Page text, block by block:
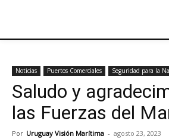
Noticias Puertos Comerciales Seguridad para la
Saludo y
las Fuerzas del
Por Uruguay Visión Marítima - agosto 23, 2023